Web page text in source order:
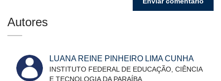
Autores
LUANA REINE PINHEIRO LIMA CUNHA
INSTITUTO FEDERAL DE EDUCAÇÃO, CIÊNCIA
E TECNOLOGIA DA PARAÍBA